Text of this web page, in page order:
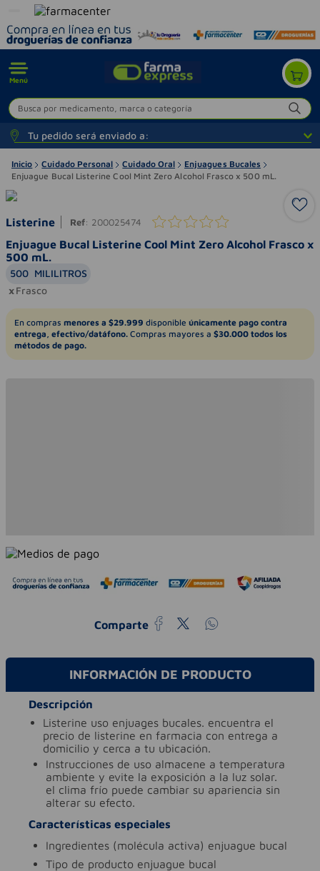
Menú
Busca por medicamento, marca o categoría
Tu pedido será enviado a:
Inicio Cuidado Personal Cuidado Oral
Enjuagues Bucales
Enjuague Bucal Listerine Cool Mint Zero Alcohol Frasco x 500 mL.
Listerine Ref: 200025474
Enjuague Bucal Listerine Cool Mint Zero Alcohol Frasco x
500 mL.
500 MILILITROS
Frasco
En compras menores a $29.999 disponible únicamente pago contra
entrega, efectivo/datáfono. Compras mayores a $30.000 todos los
métodos de pago.
Comparte
INFORMACIÓN DE PRODUCTO
Descripción
listerine uso enjuages bucales. encuentra el
precio de listerine en farmacia con entrega a
domicilio y cerca a tu ubicación.
instrucciones de uso almacene a temperatura
ambiente y evite la exposición a la luz solar.
el clima frío puede cambiar su apariencia sin
alterar su efecto.
Características especiales
ingredientes (molécula activa) enjuague bucal
tipo de producto enjuague bucal